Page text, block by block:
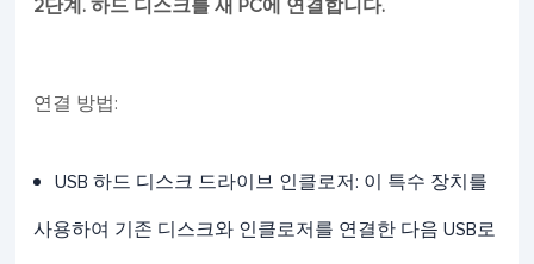
2단계. 하드 디스크를 새 PC에 연결합니다.
연결 방법:
USB 하드 디스크 드라이브 인클로저: 이 특수 장치를
사용하여 기존 디스크와 인클로저를 연결한 다음 USB로